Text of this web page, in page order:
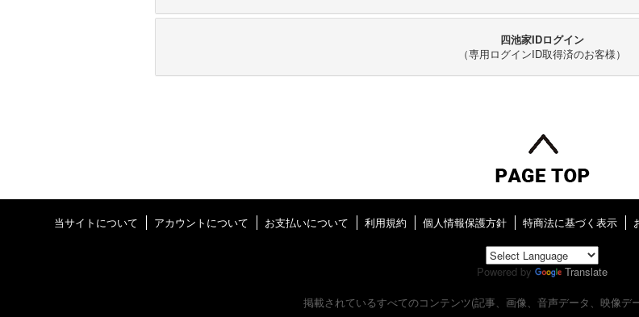
四池家IDログイン
（専用ログインID取得済のお客様）
当サイトについて アカウントについて お支払いについて 利用規約 個人情報保護方針 特商法に基づく表示
Powered by
Translate
掲載されているすべてのコンテンツ(記事、画像、音声データ、映像デ